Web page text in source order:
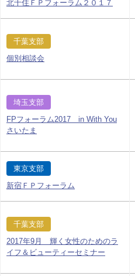
北千住ＦＰフォーラム２０１７
千葉支部
個別相談会
埼玉支部
FPフォーラム2017 in With You
さいたま
東京支部
新宿ＦＰフォーラム
千葉支部
2017年9月 輝く女性のためのラ
イフ＆ビューティーセミナー